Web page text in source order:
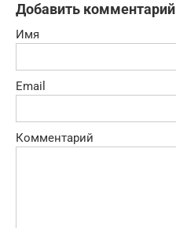
Добавить комментарий
Имя
Email
Комментарий